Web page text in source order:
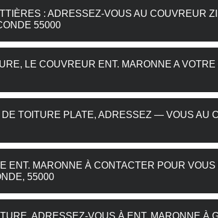
: ADRESSEZ-VOUS AU COUVREUR
55000
LE COUVREUR ENT. MARONNE A
TOITURE PLATE, ADRESSEZ — VOUS AU
ENT. MARONNE À CONTACTER POUR
55000
ADRESSEZ-VOUS À ENT. MARONNE À